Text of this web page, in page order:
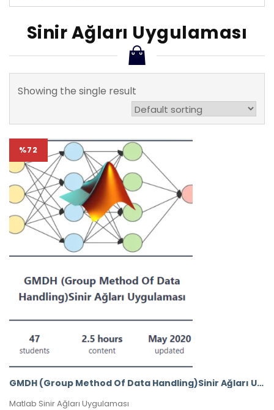
Sinir Ağları Uygulaması
Showing the single result
%72
GMDH (Group Method Of Data Handling)Sinir Ağları Uygulaması
Matlab Sinir Ağları Uygulaması